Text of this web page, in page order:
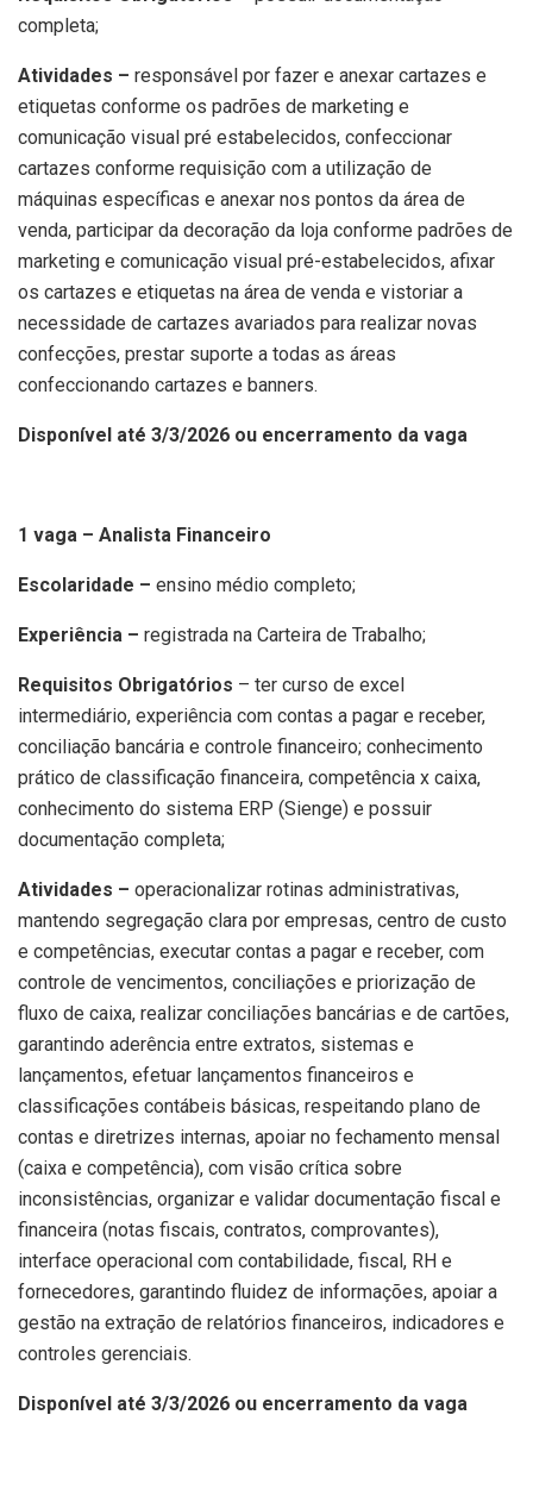
completa;
Atividades – responsável por fazer e anexar cartazes e
etiquetas conforme os padrões de marketing e
comunicação visual pré estabelecidos, confeccionar
cartazes conforme requisição com a utilização de
máquinas específicas e anexar nos pontos da área de
venda, participar da decoração da loja conforme padrões de
marketing e comunicação visual pré-estabelecidos, afixar
os cartazes e etiquetas na área de venda e vistoriar a
necessidade de cartazes avariados para realizar novas
confecções, prestar suporte a todas as áreas
confeccionando cartazes e banners.
Disponível até 3/3/2026 ou encerramento da vaga
1 vaga – Analista Financeiro
Escolaridade – ensino médio completo;
Experiência – registrada na Carteira de Trabalho;
Requisitos Obrigatórios – ter curso de excel
intermediário, experiência com contas a pagar e receber,
conciliação bancária e controle financeiro; conhecimento
prático de classificação financeira, competência x caixa,
conhecimento do sistema ERP (Sienge) e possuir
documentação completa;
Atividades – operacionalizar rotinas administrativas,
mantendo segregação clara por empresas, centro de custo
e competências, executar contas a pagar e receber, com
controle de vencimentos, conciliações e priorização de
fluxo de caixa, realizar conciliações bancárias e de cartões,
garantindo aderência entre extratos, sistemas e
lançamentos, efetuar lançamentos financeiros e
classificações contábeis básicas, respeitando plano de
contas e diretrizes internas, apoiar no fechamento mensal
(caixa e competência), com visão crítica sobre
inconsistências, organizar e validar documentação fiscal e
financeira (notas fiscais, contratos, comprovantes),
interface operacional com contabilidade, fiscal, RH e
fornecedores, garantindo fluidez de informações, apoiar a
gestão na extração de relatórios financeiros, indicadores e
controles gerenciais.
Disponível até 3/3/2026 ou encerramento da vaga